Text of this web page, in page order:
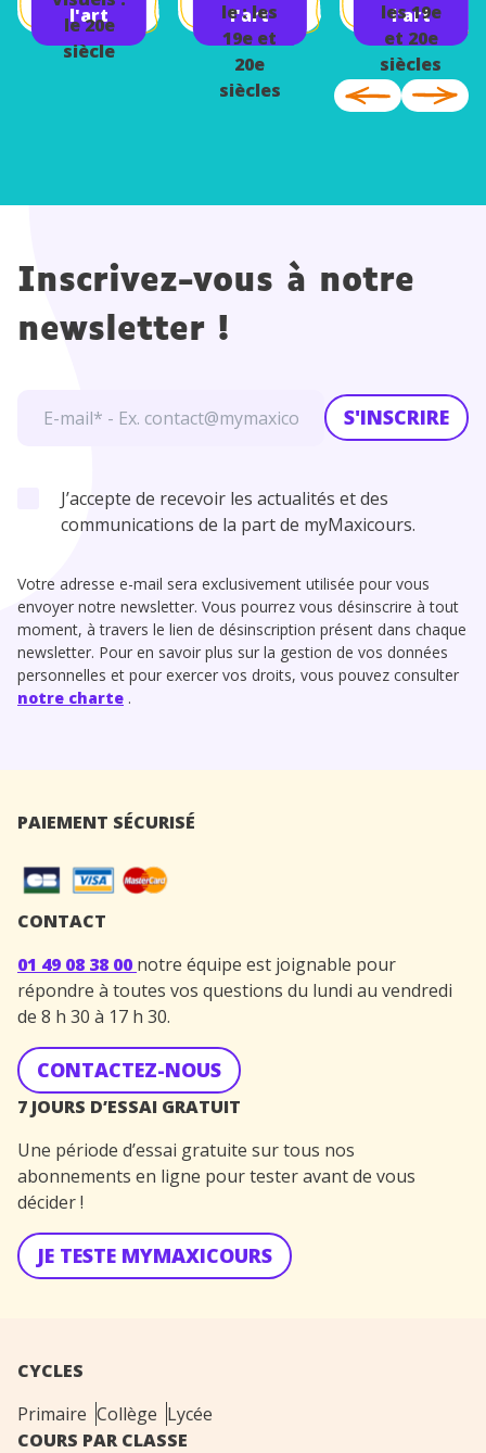
Modern
es
l'art
le 20e
siècle
es
l'art
le : les
19e et
20e
siècles
es
l'art
les 19e
et 20e
siècles
Inscrivez-vous à notre
newsletter !
S'INSCRIRE
J’accepte de recevoir les actualités et des
communications de la part de myMaxicours.
Votre adresse e-mail sera exclusivement utilisée pour vous
envoyer notre newsletter. Vous pourrez vous désinscrire à tout
moment, à travers le lien de désinscription présent dans chaque
newsletter. Pour en savoir plus sur la gestion de vos données
personnelles et pour exercer vos droits, vous pouvez consulter
notre charte .
PAIEMENT SÉCURISÉ
CONTACT
01 49 08 38 00 notre équipe est joignable pour
répondre à toutes vos questions du lundi au vendredi
de 8 h 30 à 17 h 30.
CONTACTEZ-NOUS
7 JOURS D’ESSAI GRATUIT
Une période d’essai gratuite sur tous nos
abonnements en ligne pour tester avant de vous
décider !
JE TESTE MYMAXICOURS
CYCLES
Primaire Collège Lycée
COURS PAR CLASSE